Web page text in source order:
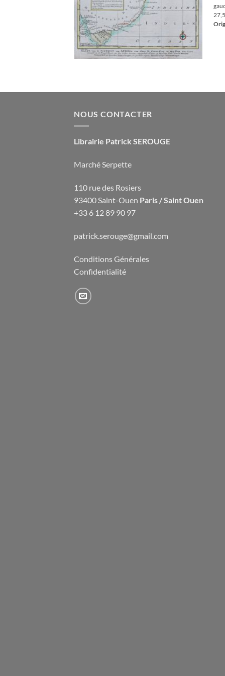
NOUS CONTACTER
Librairie Patrick SEROUGE
Marché Serpette
110 rue des Rosiers
93400 Saint-Ouen Paris / Saint Ouen
+33 6 12 89 90 97
patrick.serouge@gmail.com
Conditions Générales
Confidentialité